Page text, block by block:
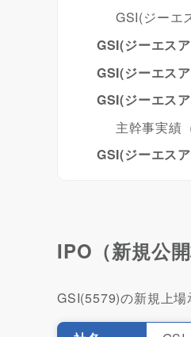
GSI(ジーエ
GSI(ジーエス
GSI(ジーエス
GSI(ジーエス
主幹事実績
GSI(ジーエス
IPO（新規公
GSI(5579)の新規上場